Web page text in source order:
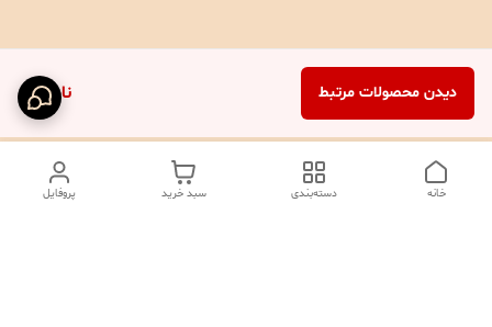
ناموجود دیدن محصولات مرتبط
پروفایل سبد خرید دسته‌بندی خانه